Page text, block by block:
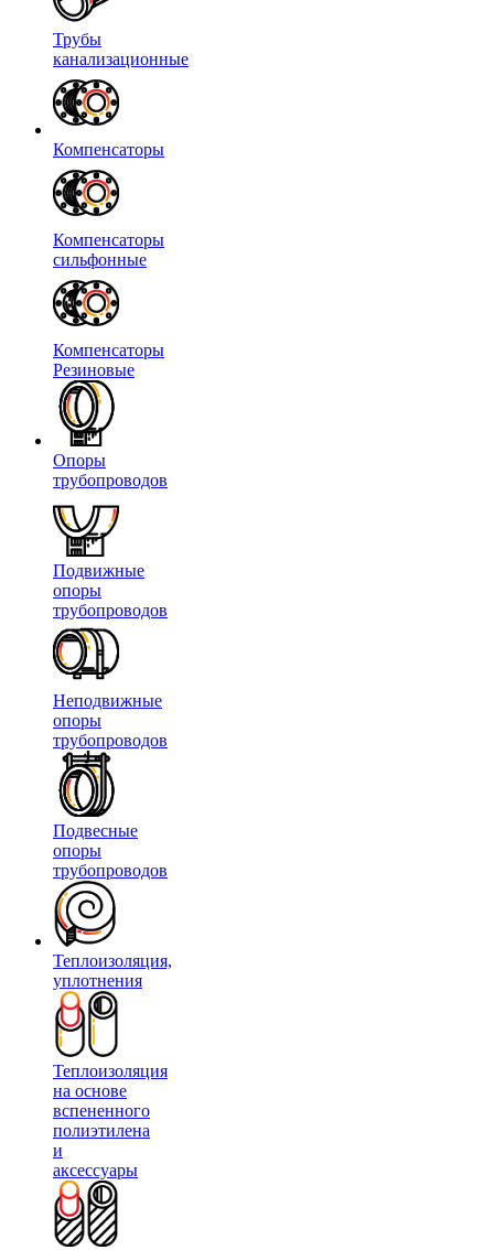
Трубы
канализационные
Компенсаторы
Компенсаторы
сильфонные
Компенсаторы
Резиновые
Опоры
трубопроводов
Подвижные
опоры
трубопроводов
Неподвижные
опоры
трубопроводов
Подвесные
опоры
трубопроводов
Теплоизоляция,
уплотнения
Теплоизоляция
на основе
вспененного
полиэтилена
и
аксессуары